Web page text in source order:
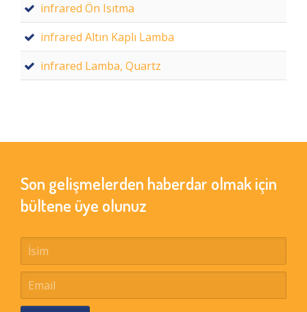
infrared Ön Isıtma
infrared Altın Kaplı Lamba
infrared Lamba, Quartz
Son gelişmelerden haberdar olmak için
bültene üye olunuz